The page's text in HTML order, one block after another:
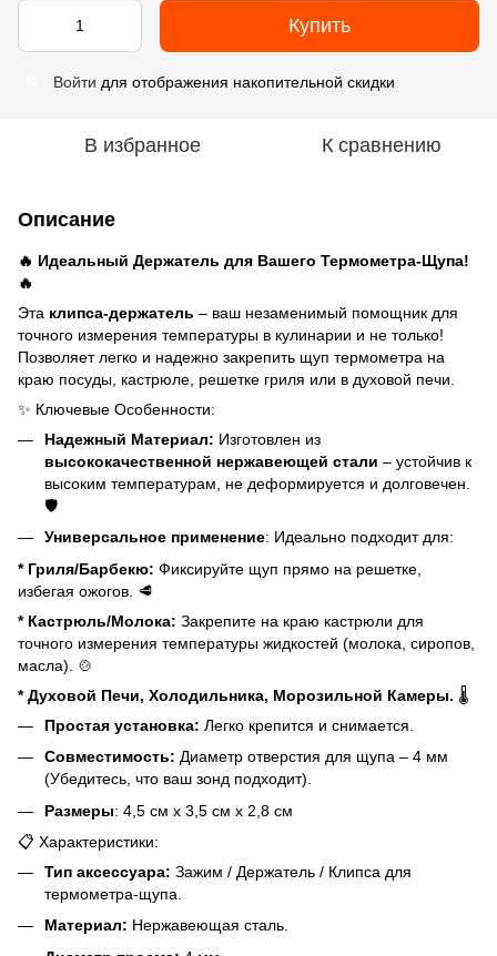
Купить
Войти для отображения накопительной скидки
В избранное К сравнению
Описание
🔥 Идеальный Держатель для Вашего Термометра-Щупа!
🔥
Эта клипса-держатель – ваш незаменимый помощник для
точного измерения температуры в кулинарии и не только!
Позволяет легко и надежно закрепить щуп термометра на
краю посуды, кастрюле, решетке гриля или в духовой печи.
✨ Ключевые Особенности:
Надежный Материал: Изготовлен из
высококачественной нержавеющей стали – устойчив к
высоким температурам, не деформируется и долговечен.
🛡️
Универсальное применение: Идеально подходит для:
* Гриля/Барбекю: Фиксируйте щуп прямо на решетке,
избегая ожогов. 🥩
* Кастрюль/Молока: Закрепите на краю кастрюли для
точного измерения температуры жидкостей (молока, сиропов,
масла). 🍲
* Духовой Печи, Холодильника, Морозильной Камеры. 🌡️
Простая установка: Легко крепится и снимается.
Совместимость: Диаметр отверстия для щупа – 4 мм
(Убедитесь, что ваш зонд подходит).
Размеры: 4,5 см х 3,5 см х 2,8 см
📋 Характеристики:
Тип аксессуара: Зажим / Держатель / Клипса для
термометра-щупа.
Материал: Нержавеющая сталь.